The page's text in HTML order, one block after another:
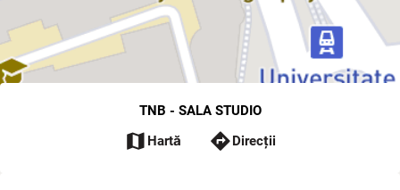
TNB - SALA STUDIO
map Hartă directionsDirecții